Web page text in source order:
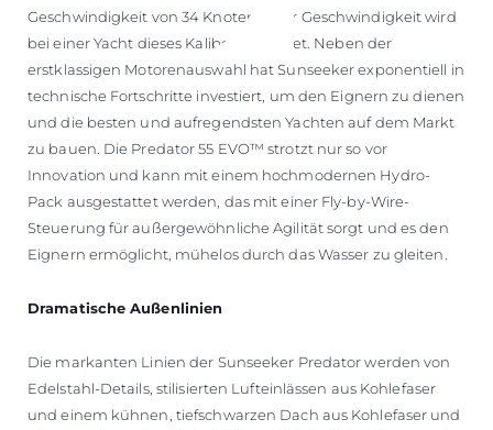
Geschwindigkeit von 34 Knoten. Aber Geschwindigkeit wird
bei einer Yacht dieses Kalibers erwartet. Neben der
erstklassigen Motorenauswahl hat Sunseeker exponentiell in
technische Fortschritte investiert, um den Eignern zu dienen
und die besten und aufregendsten Yachten auf dem Markt
zu bauen. Die Predator 55 EVO™ strotzt nur so vor
Innovation und kann mit einem hochmodernen Hydro-
Pack ausgestattet werden, das mit einer Fly-by-Wire-
Steuerung für außergewöhnliche Agilität sorgt und es den
Eignern ermöglicht, mühelos durch das Wasser zu gleiten.
Dramatische Außenlinien
Die markanten Linien der Sunseeker Predator werden von
Edelstahl-Details, stilisierten Lufteinlässen aus Kohlefaser
und einem kühnen, tiefschwarzen Dach aus Kohlefaser und